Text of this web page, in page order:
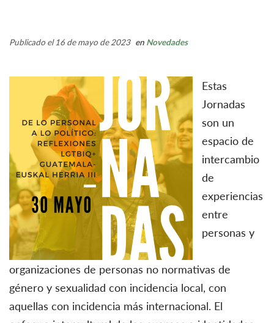
Publicado el 16 de mayo de 2023 en Novedades
Estas
Jornadas
son un
espacio de
intercambio
de
experiencias
entre
personas y
organizaciones de personas no normativas de
género y sexualidad con incidencia local, con
aquellas con incidencia más internacional. El